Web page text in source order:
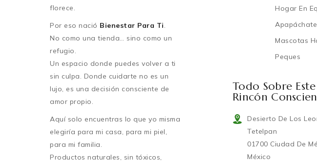
florece.
Por eso nació Bienestar Para Ti.
No como una tienda… sino como un
refugio.
Un espacio donde puedes volver a ti
sin culpa. Donde cuidarte no es un
lujo, es una decisión consciente de
amor propio.
Aquí solo encuentras lo que yo misma
elegiría para mi casa, para mi piel,
para mi familia.
Productos naturales, sin tóxicos,
Hogar En
Apapáchate
Mascotas
Peques
Todo Sobre Este
Rincón
Desierto De Los
Tetelpan
01700 Ciudad De
México